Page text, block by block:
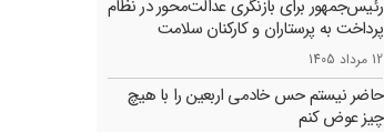
رئیس‌جمهور برای بازنگری عدالت‌محور در نظام
پرداخت به پرستاران و کارکنان سلامت
12 مرداد 1405
حاضر نیستم حس خادمی اربعین را با هیچ
چیز عوض کنم